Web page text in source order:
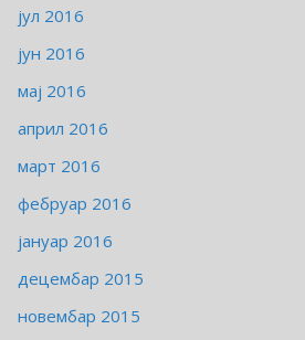
јул 2016
јун 2016
мај 2016
април 2016
март 2016
фебруар 2016
јануар 2016
децембар 2015
новембар 2015